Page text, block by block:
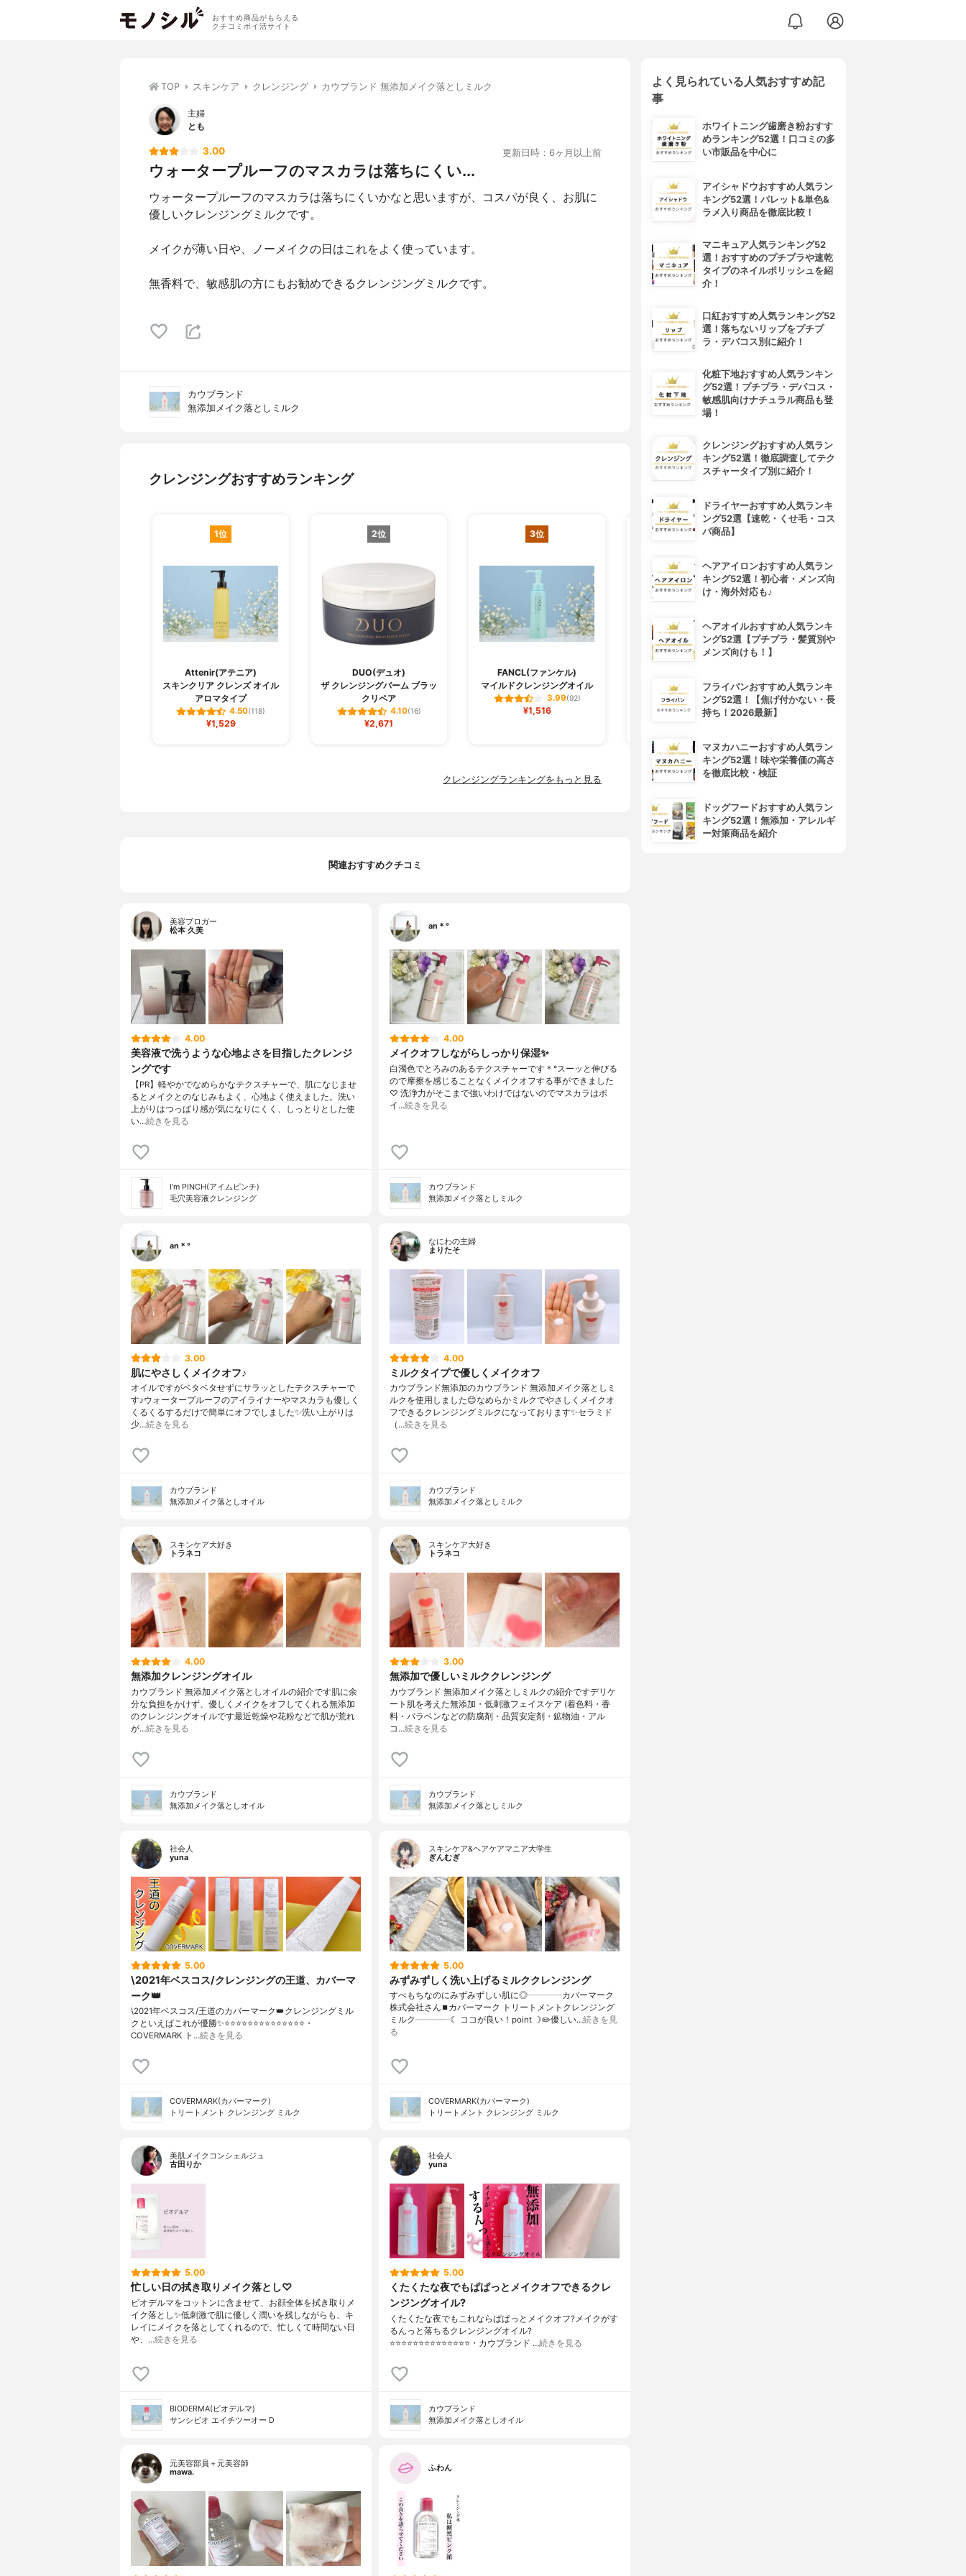
おすすめ商品がもらえる
クチコミポイ活サイト
TOP スキンケア クレンジング カウブランド 無添加メイク落としミルク
主婦
とも
3.00 更新日時：6ヶ月以上前
ウォータープルーフのマスカラは落ちにくい...
ウォータープルーフのマスカラは落ちにくいかなと思いますが、コスパが良く、お肌に
優しいクレンジングミルクです。
メイクが薄い日や、ノーメイクの日はこれをよく使っています。
無香料で、敏感肌の方にもお勧めできるクレンジングミルクです。
カウブランド
無添加メイク落としミルク
クレンジングおすすめランキング
1位
Attenir(アテニア)
スキンクリア クレンズ オイル
アロマタイプ
4.50(118)
¥1,529
2位
DUO(デュオ)
ザ クレンジングバーム ブラッ
クリペア
4.10(16)
¥2,671
3位
FANCL(ファンケル)
マイルドクレンジングオイル
3.99(92)
¥1,516
4位
トリートメント クレンジング
ミルク
3.99 (86)
アルティム8∞ スブリム ビュー
ティ クレンジング オイル
クレンジングランキングをもっと見る
関連おすすめクチコミ
美容ブロガー
松本 久美
4.00
美容液で洗うような心地よさを目指したクレンジ
ングです
【PR】軽やかでなめらかなテクスチャーで、肌になじませ
るとメイクとのなじみもよく、心地よく使えました。洗い
上がりはつっぱり感が気になりにくく、しっとりとした使
い…続きを見る
I’m PINCH(アイムピンチ)
毛穴美容液クレンジング
an＊°
4.00
メイクオフしながらしっかり保湿✨
白濁色でとろみのあるテクスチャーです＊°スーッと伸びる
ので摩擦を感じることなくメイクオフする事ができました
♡ 洗浄力がそこまで強いわけではないのでマスカラはポ
イ…続きを見る
カウブランド
無添加メイク落としミルク
an＊°
3.00
肌にやさしくメイクオフ♪
オイルですがベタベタせずにサラッとしたテクスチャーで
す♪ウォータープルーフのアイライナーやマスカラも優しく
くるくるするだけで簡単にオフでしました✨洗い上がりは
少…続きを見る
カウブランド
無添加メイク落としオイル
なにわの主婦
まりたそ
4.00
ミルクタイプで優しくメイクオフ
カウブランド無添加のカウブランド 無添加メイク落としミ
ルクを使用しました😊なめらかミルクでやさしくメイクオ
フできるクレンジングミルクになっております✨セラミド
（…続きを見る
カウブランド
無添加メイク落としミルク
スキンケア大好き
トラネコ
4.00
無添加クレンジングオイル
カウブランド 無添加メイク落としオイルの紹介です肌に余
分な負担をかけず、優しくメイクをオフしてくれる無添加
のクレンジングオイルです最近乾燥や花粉などで肌が荒れ
が…続きを見る
カウブランド
無添加メイク落としオイル
スキンケア大好き
トラネコ
3.00
無添加で優しいミルククレンジング
カウブランド 無添加メイク落としミルクの紹介ですデリケ
ート肌を考えた無添加・低刺激フェイスケア (着色料・香
料・パラベンなどの防腐剤・品質安定剤・鉱物油・アル
コ…続きを見る
カウブランド
無添加メイク落としミルク
社会人
yuna
5.00
\2021年ベスコス/クレンジングの王道、カバーマ
ーク👑
\2021年ベスコス/王道のカバーマーク👑クレンジングミル
クといえばこれが優勝✨⭐️⭐️⭐️⭐️⭐️⭐️⭐️⭐️⭐️⭐️⭐️⭐️⭐️⭐️・
COVERMARK ト…続きを見る
COVERMARK(カバーマーク)
トリートメント クレンジング ミルク
スキンケア&ヘアケアマニア大学生
ぎんむぎ
5.00
みずみずしく洗い上げるミルククレンジング
すべもちなのにみずみずしい肌に◎┈┈┈┈カバーマーク
株式会社さん⏹カバーマーク トリートメントクレンジング
ミルク┈┈┈┈☾ ココが良い！point ☽✏️優しい…続きを見
る
COVERMARK(カバーマーク)
トリートメント クレンジング ミルク
美肌メイクコンシェルジュ
古田りか
5.00
忙しい日の拭き取りメイク落とし♡
ビオデルマをコットンに含ませて、お顔全体を拭き取りメ
イク落とし✨低刺激で肌に優しく潤いを残しながらも、キ
レイにメイクを落としてくれるので、忙しくて時間ない日
や、…続きを見る
BIODERMA(ビオデルマ)
サンシビオ エイチツーオー D
社会人
yuna
5.00
くたくたな夜でもぱぱっとメイクオフできるクレ
ンジングオイル?
くたくたな夜でもこれならぱぱっとメイクオフ?メイクがす
るんっと落ちるクレンジングオイル?
⭐️⭐️⭐️⭐️⭐️⭐️⭐️⭐️⭐️⭐️⭐️⭐️⭐️⭐️・カウブランド …続きを見る
カウブランド
無添加メイク落としオイル
元美容部員＋元美容師
mawa.
ふわん
よく見られている人気おすすめ記
事
ホワイトニング歯磨き粉おすす
めランキング52選！口コミの多
い市販品を中心に
アイシャドウおすすめ人気ラン
キング52選！パレット&単色&
ラメ入り商品を徹底比較！
マニキュア人気ランキング52
選！おすすめのプチプラや速乾
タイプのネイルポリッシュを紹
介！
口紅おすすめ人気ランキング52
選！落ちないリップをプチプ
ラ・デパコス別に紹介！
化粧下地おすすめ人気ランキン
グ52選！プチプラ・デパコス・
敏感肌向けナチュラル商品も登
場！
クレンジングおすすめ人気ラン
キング52選！徹底調査してテク
スチャータイプ別に紹介！
ドライヤーおすすめ人気ランキ
ング52選【速乾・くせ毛・コス
パ商品】
ヘアアイロンおすすめ人気ラン
キング52選！初心者・メンズ向
け・海外対応も♪
ヘアオイルおすすめ人気ランキ
ング52選【プチプラ・髪質別や
メンズ向けも！】
フライパンおすすめ人気ランキ
ング52選！【焦げ付かない・長
持ち！2026最新】
マヌカハニーおすすめ人気ラン
キング52選！味や栄養価の高さ
を徹底比較・検証
ドッグフードおすすめ人気ラン
キング52選！無添加・アレルギ
ー対策商品を紹介